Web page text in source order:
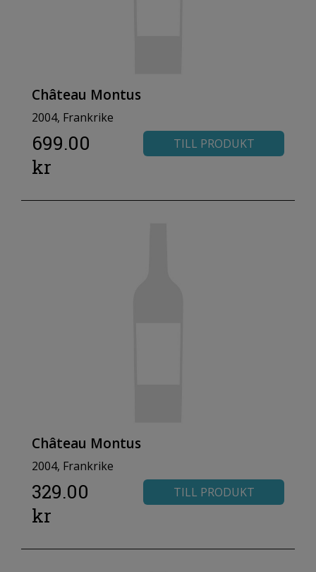
Château Montus
2004, Frankrike
699.00
kr
TILL PRODUKT
Château Montus
2004, Frankrike
329.00
kr
TILL PRODUKT